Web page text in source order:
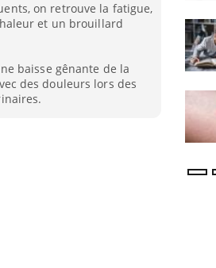
on retrouve la fatigue,
et un brouillard
baisse gênante de la
des douleurs lors des
Le Viagra pourrait-il